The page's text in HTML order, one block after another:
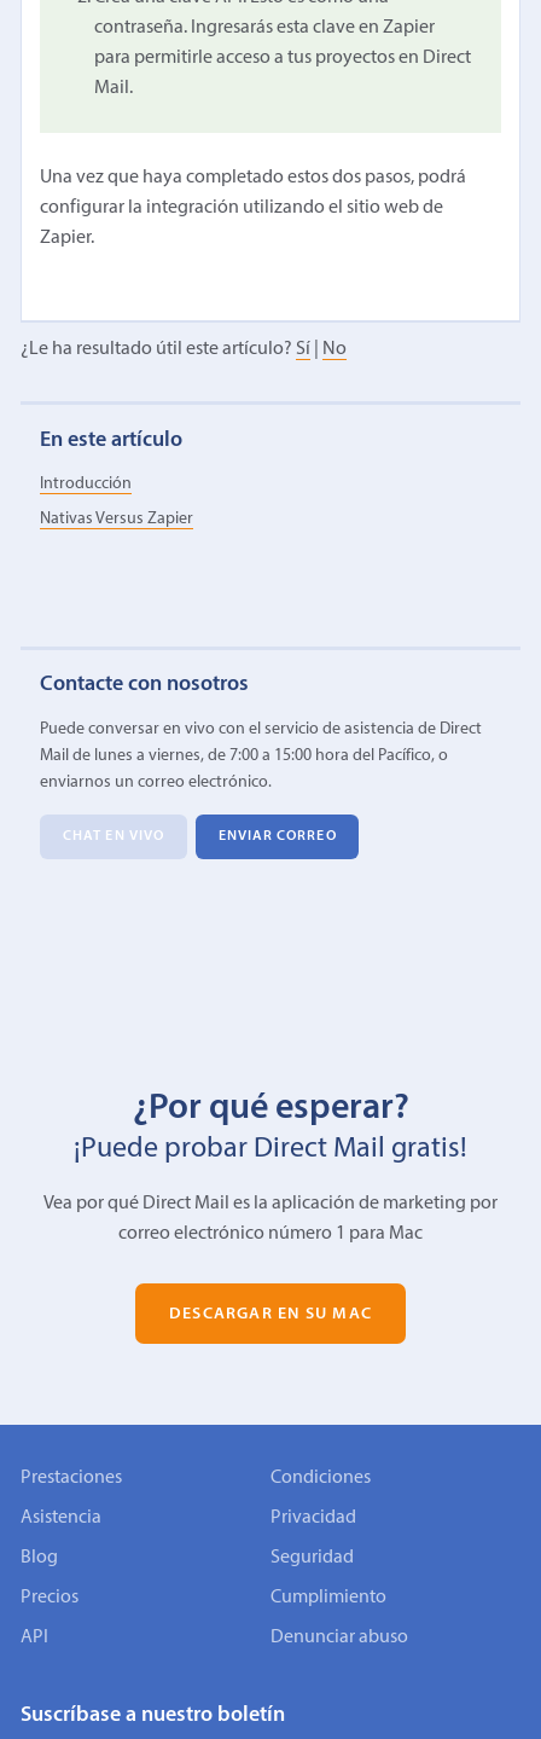
contraseña. Ingresarás esta clave en Zapier
para permitirle acceso a tus proyectos en Direct
Mail.
Una vez que haya completado estos dos pasos, podrá
configurar la integración utilizando el sitio web de
Zapier.
¿Le ha resultado útil este artículo? Sí No
En este artículo
Introducción
Nativas Versus Zapier
Contacte con nosotros
Puede conversar en vivo con el servicio de asistencia de Direct
Mail de lunes a viernes, de 7:00 a 15:00 hora del Pacífico, o
enviarnos un correo electrónico.
CHAT EN VIVO ENVIAR CORREO
¿Por qué esperar?
¡Puede probar Direct Mail gratis!
Vea por qué Direct Mail es la aplicación de marketing por
correo electrónico número 1 para Mac
DESCARGAR EN SU MAC
Prestaciones
Asistencia
Blog
Precios
API
Condiciones
Privacidad
Seguridad
Cumplimiento
Denunciar abuso
Suscríbase a nuestro boletín